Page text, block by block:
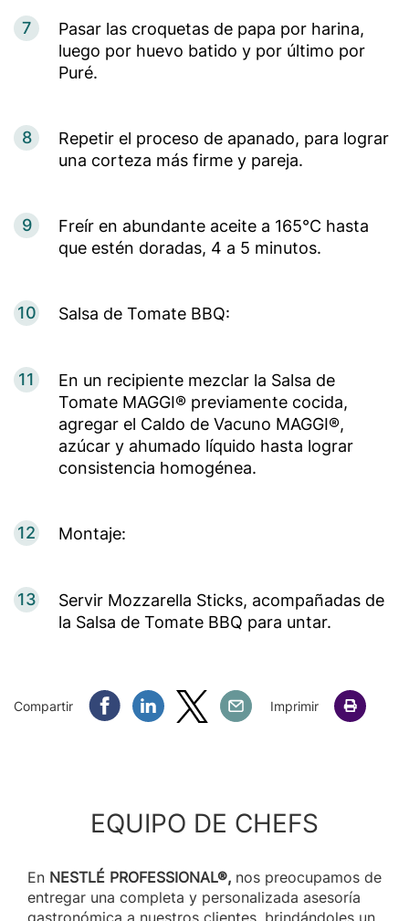
7
Pasar las croquetas de papa por harina,
luego por huevo batido y por último por
Puré.
8
Repetir el proceso de apanado, para lograr
una corteza más firme y pareja.
9
Freír en abundante aceite a 165°C hasta
que estén doradas, 4 a 5 minutos.
10 Salsa de Tomate BBQ:
11
En un recipiente mezclar la Salsa de
Tomate MAGGI® previamente cocida,
agregar el Caldo de Vacuno MAGGI®,
azúcar y ahumado líquido hasta lograr
consistencia homogénea.
12 Montaje:
13
Servir Mozzarella Sticks, acompañadas de
la Salsa de Tomate BBQ para untar.
Compartir Compartir Facebook
Compartir Linkedin
Compartir Twitter
Compartir Email
Imprimir
EQUIPO DE CHEFS
En NESTLÉ PROFESSIONAL®, nos preocupamos de
entregar una completa y personalizada asesoría
gastronómica a nuestros clientes, brindándoles un